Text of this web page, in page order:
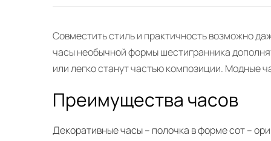
Совместить стиль и практичность возможно
часы необычной формы шестигранника
или легко станут частью композиции. Модные
Преимущества часов
Декоративные часы – полочка в форме сот –